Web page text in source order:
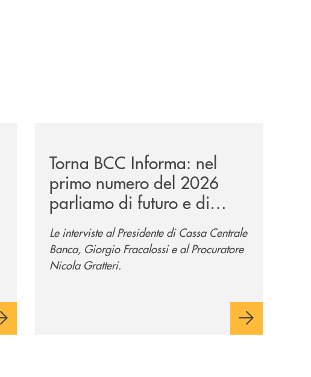
Torna BCC Informa: nel
primo numero del 2026
parliamo di futuro e di
nuove progettualità.
Le interviste al Presidente di Cassa Centrale
Banca, Giorgio Fracalossi e al Procuratore
Nicola Gratteri.